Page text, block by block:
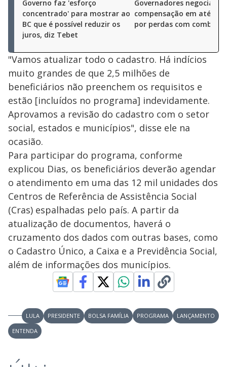
Governo faz 'esforço
concentrado' para mostrar ao
BC que é possível reduzir os
juros, diz Tebet
Governadores negociam
compensação em até R$
por perdas com
"Vamos atualizar todo o cadastro. Há indícios
muito grandes de que 2,5 milhões de
beneficiários não preenchem os requisitos e
estão [incluídos no programa] indevidamente.
Aprovamos a revisão do cadastro com o setor
social, estados e municípios", disse ele na
ocasião.
Para participar do programa, conforme
explicou Dias, os beneficiários deverão agendar
o atendimento em uma das 12 mil unidades dos
Centros de Referência de Assistência Social
(Cras) espalhadas pelo país. A partir da
atualização de documentos, haverá o
cruzamento dos dados com outras bases, como
o Cadastro Único, a Caixa e a Previdência Social,
além de informações dos municípios.
LULA PRESIDENTE BOLSA FAMÍLIA PROGRAMA
LANÇAMENTO
ENTENDA